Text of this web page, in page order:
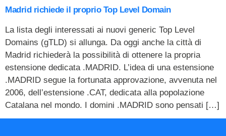
Madrid richiede il proprio Top Level Domain
La lista degli interessati ai nuovi generic Top Level
Domains (gTLD) si allunga. Da oggi anche la città di
Madrid richiederà la possibilità di ottenere la propria
estensione dedicata .MADRID. L’idea di una estensione
.MADRID segue la fortunata approvazione, avvenuta nel
2006, dell’estensione .CAT, dedicata alla popolazione
Catalana nel mondo. I domini .MADRID sono pensati […]